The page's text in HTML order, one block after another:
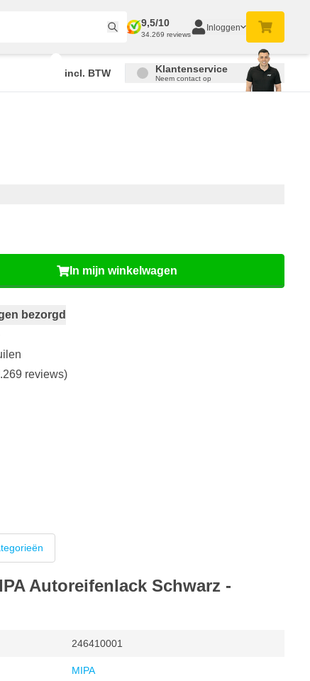
9,5/10
34.269 reviews
Inloggen
incl. BTW Klantenservice
Neem contact op
In mijn winkelwagen
bezorgd
reviews)
Autoreifenlack Schwarz -
246410001
MIPA